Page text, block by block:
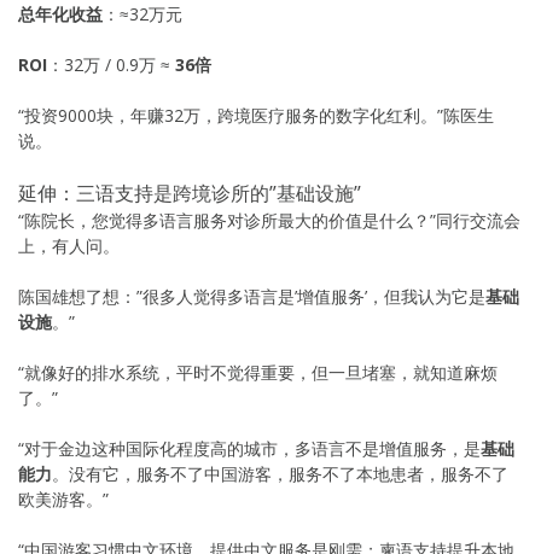
总年化收益 ：≈32万元
ROI ：32万 / 0.9万 ≈ 36倍
“投资9000块，年赚32万，跨境医疗服务的数字化红利。”陈医生
说。
延伸：三语支持是跨境诊所的”基础设施”
“陈院长，您觉得多语言服务对诊所最大的价值是什么？”同行交流会
上，有人问。
陈国雄想了想：”很多人觉得多语言是’增值服务’，但我认为它是基础
设施。”
“就像好的排水系统，平时不觉得重要，但一旦堵塞，就知道麻烦
了。”
“对于金边这种国际化程度高的城市，多语言不是增值服务，是基础
能力。没有它，服务不了中国游客，服务不了本地患者，服务不了
欧美游客。”